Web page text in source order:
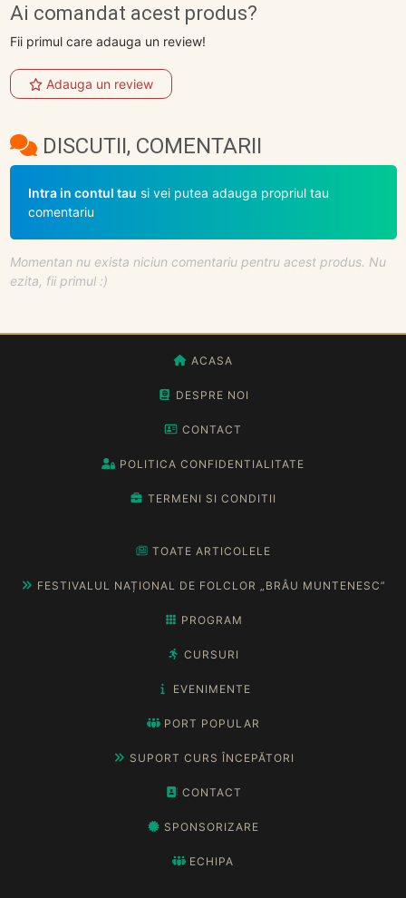
Ai comandat acest produs?
Fii primul care adauga un review!
Adauga un review
DISCUTII, COMENTARII
Intra in contul tau si vei putea adauga propriul tau
comentariu
Momentan nu exista niciun comentariu pentru acest produs. Nu
ezita, fii primul :)
ACASA
DESPRE NOI
CONTACT
POLITICA CONFIDENTIALITATE
TERMENI SI CONDITII
TOATE ARTICOLELE
FESTIVALUL NAȚIONAL DE FOLCLOR „BRÂU MUNTENESC”
PROGRAM
CURSURI
EVENIMENTE
PORT POPULAR
SUPORT CURS ÎNCEPĂTORI
CONTACT
SPONSORIZARE
ECHIPA